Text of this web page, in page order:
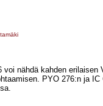
voi nähdä kahden erilaisen
PYO 276:n ja IC